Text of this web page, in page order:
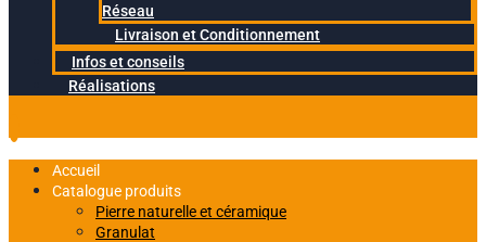
Réseau
Livraison et Conditionnement
Infos et conseils
Réalisations
Accueil
Catalogue produits
Pierre naturelle et céramique
Granulat